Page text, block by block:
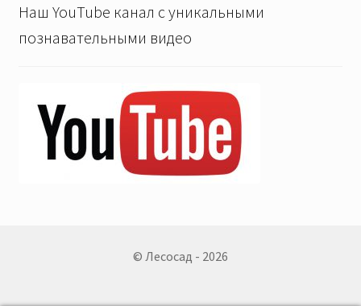
Наш YouTube канал с уникальными
познавательными видео
© Лесосад - 2026